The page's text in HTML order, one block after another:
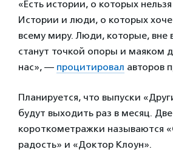
«Есть истории, о которых
Истории и люди, о которых
всему миру. Люди, которые, вне
станут точкой опоры и маяком
нас», — процитировал авторов
Планируется, что выпуски
будут выходить раз в месяц.
короткометражки называются
радость» и «Доктор Клоун».